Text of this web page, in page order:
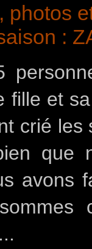
photos
:
fille et
crié
que
avons